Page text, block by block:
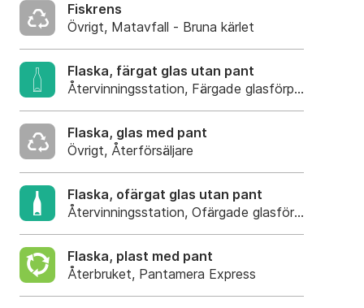
Fiskrens
Övrigt, Matavfall - Bruna kärlet
Flaska, färgat glas utan pant
Återvinningsstation, Färgade glasförpackningar
Flaska, glas med pant
Övrigt, Återförsäljare
Flaska, ofärgat glas utan pant
Återvinningsstation, Ofärgade glasförpackning
Flaska, plast med pant
Återbruket, Pantamera Express